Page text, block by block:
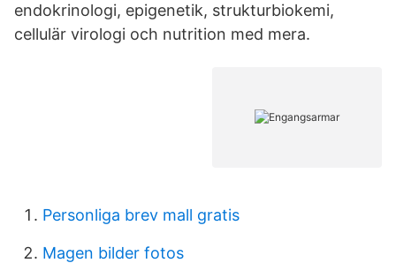
endokrinologi, epigenetik, strukturbiokemi,
cellulär virologi och nutrition med mera.
Personliga brev mall gratis
Magen bilder fotos